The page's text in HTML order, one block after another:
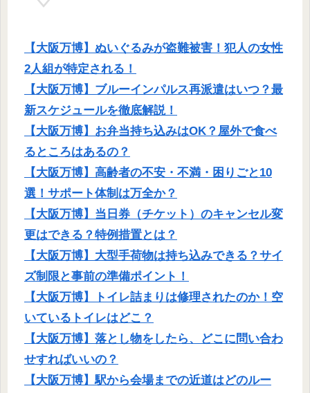
【大阪万博】ぬいぐるみが盗難被害！犯人の女性
2人組が特定される！
【大阪万博】ブルーインパルス再派遣はいつ？最
新スケジュールを徹底解説！
【大阪万博】お弁当持ち込みはOK？屋外で食べ
るところはあるの？
【大阪万博】高齢者の不安・不満・困りごと10
選！サポート体制は万全か？
【大阪万博】当日券（チケット）のキャンセル変
更はできる？特例措置とは？
【大阪万博】大型手荷物は持ち込みできる？サイ
ズ制限と事前の準備ポイント！
【大阪万博】トイレ詰まりは修理されたのか！空
いているトイレはどこ？
【大阪万博】落とし物をしたら、どこに問い合わ
せすればいいの？
【大阪万博】駅から会場までの近道はどのルー